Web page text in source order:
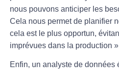
nous pouvons anticiper les
Cela nous permet de planifier
cela est le plus opportun,
imprévues dans la production
Enfin, un analyste de données